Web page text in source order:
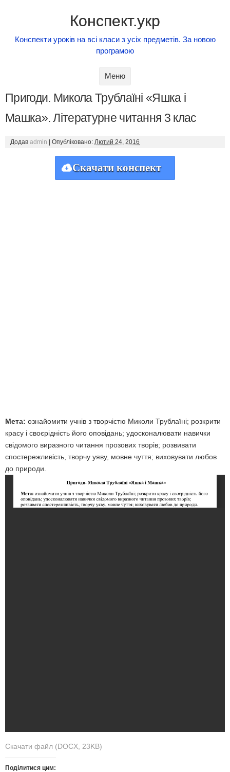
Конспект.укр
Конспекти уроків на всі класи з усіх предметів. За новою
програмою
Меню
Пригоди. Микола Трублаїні «Яшка і
Машка». Літературне читання 3 клас
Додав admin Опубліковано: Лютий 24, 2016
Скачати конспект
Мета: ознайомити учнів з творчістю Миколи Трублаїні; розкрити
красу і своєрідність його оповідань; удосконалювати навички
свідомого виразного читання прозових творів; розвивати
спостережливість, творчу уяву, мовне чуття; виховувати любов
до природи.
Скачати файл (DOCX, 23KB)
Поділитися цим: